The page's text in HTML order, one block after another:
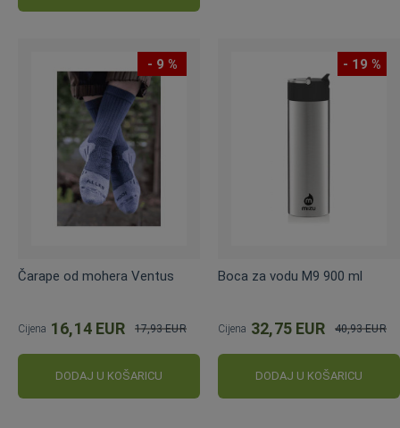
- 9 %
Čarape od mohera Ventus
Cijena 16,14 EUR
cijena
17,93 EUR
DODAJ U KOŠARICU
- 19 %
Boca za vodu M9 900 ml
Cijena 32,75 EUR
cijena
40,93 EUR
DODAJ U KOŠARICU